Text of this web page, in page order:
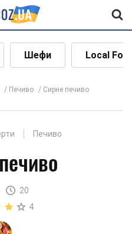
Шефи Local
Печиво Сирне печиво
Печиво
20
4